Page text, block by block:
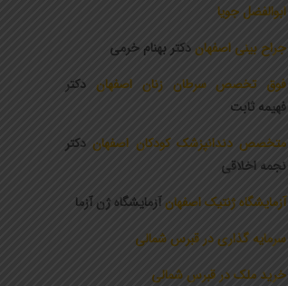
ابوالفضل جویا
جراح بینی اصفهان دکتر بهنام خرمی
فوق تخصص سرطان زنان اصفهان دکتر
فهیمه ثابت
متخصص دندانپزشک کودکان اصفهاندکتر
نجمه اخلاقی
آزمایشگاه ژنتیک اصفهانآزمایشگاه ژن آزما
سرمایه گذاری در قبرس شمالی
خرید ملک در قبرس شمالی